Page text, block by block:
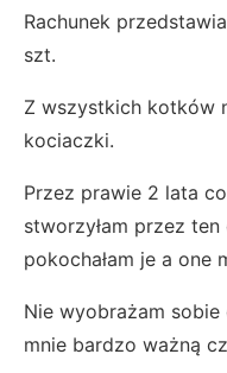
Rachunek
szt.
Z wszystkich kotków
kociaczki.
Przez prawie 2 lata
stworzyłam przez
pokochałam je a one
Nie wyobrażam
mnie bardzo ważną